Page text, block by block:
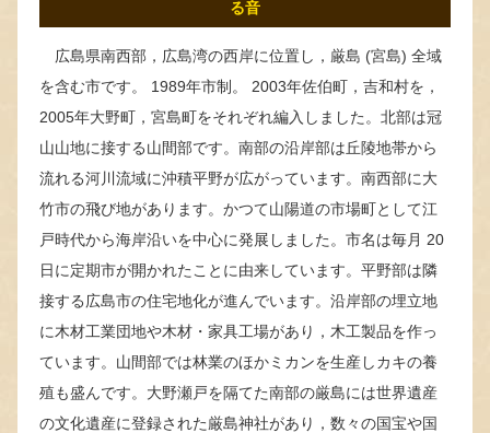
る音
広島県南西部，広島湾の西岸に位置し，厳島 (宮島) 全域
を含む市です。 1989年市制。 2003年佐伯町，吉和村を，
2005年大野町，宮島町をそれぞれ編入しました。北部は冠
山山地に接する山間部です。南部の沿岸部は丘陵地帯から
流れる河川流域に沖積平野が広がっています。南西部に大
竹市の飛び地があります。かつて山陽道の市場町として江
戸時代から海岸沿いを中心に発展しました。市名は毎月 20
日に定期市が開かれたことに由来しています。平野部は隣
接する広島市の住宅地化が進んでいます。沿岸部の埋立地
に木材工業団地や木材・家具工場があり，木工製品を作っ
ています。山間部では林業のほかミカンを生産しカキの養
殖も盛んです。大野瀬戸を隔てた南部の厳島には世界遺産
の文化遺産に登録された厳島神社があり，数々の国宝や国